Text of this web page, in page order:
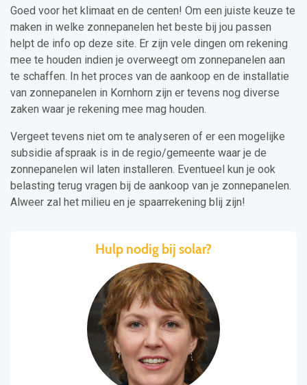
Goed voor het klimaat en de centen! Om een juiste keuze te
maken in welke zonnepanelen het beste bij jou passen
helpt de info op deze site. Er zijn vele dingen om rekening
mee te houden indien je overweegt om zonnepanelen aan
te schaffen. In het proces van de aankoop en de installatie
van zonnepanelen in Kornhorn zijn er tevens nog diverse
zaken waar je rekening mee mag houden.
Vergeet tevens niet om te analyseren of er een mogelijke
subsidie afspraak is in de regio/gemeente waar je de
zonnepanelen wil laten installeren. Eventueel kun je ook
belasting terug vragen bij de aankoop van je zonnepanelen.
Alweer zal het milieu en je spaarrekening blij zijn!
Hulp nodig bij solar?